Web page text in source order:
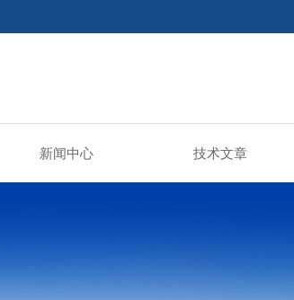
新闻中心 技术文章